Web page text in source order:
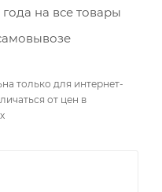
года на все товары
только для интернет-
от цен в